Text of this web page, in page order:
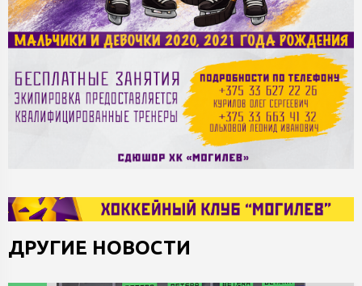
ДРУГИЕ НОВОСТИ